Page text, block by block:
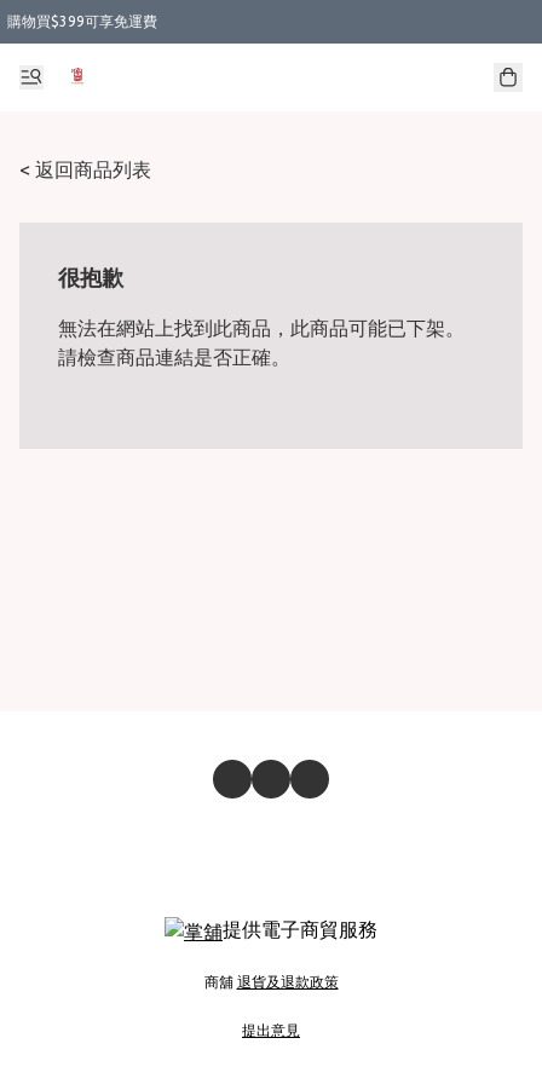
購物買$399可享免運費
< 返回商品列表
很抱歉
無法在網站上找到此商品，此商品可能已下架。
請檢查商品連結是否正確。
提供電子商貿服務
商舖 退貨及退款政策
提出意見